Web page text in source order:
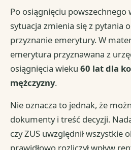
Po osiągnięciu
sytuacja zmienia się z pytania
przyznanie emerytury. W
emerytura przyznawana z
osiągnięcia wieku60 lat dla
mężczyzny.
Nie oznacza to jednak, że
dokumenty i treść decyzji.
czy ZUS uwzględnił wszystkie
prawidłowo rozliczył wpływ